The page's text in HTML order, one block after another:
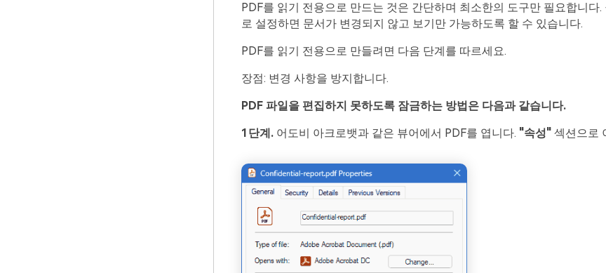
PDF를 읽기 전용으로 만드는 것은 간단하며 최소한의 도구만 필요합니다.
로 설정하면 문서가 변경되지 않고 보기만 가능하도록 할 수 있습니다.
PDF를 읽기 전용으로 만들려면 다음 단계를 따르세요.
장점: 변경 사항을 방지합니다.
PDF 파일을 편집하지 못하도록 잠금하는 방법은 다음과 같습니다.
1단계. 어도비 아크로뱃과 같은 뷰어에서 PDF를 엽니다. "속성"섹션으로